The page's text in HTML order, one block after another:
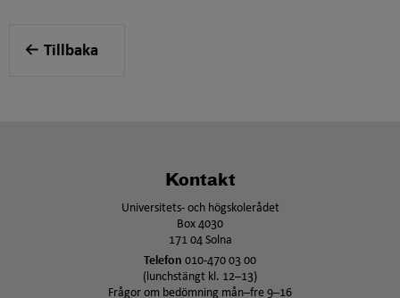
Tillbaka
Kontakt
Universitets- och högskolerådet
Box 4030
171 04 Solna
Telefon 010-470 03 00
(lunchstängt kl. 12–13)
Frågor om bedömning mån–fre 9–16